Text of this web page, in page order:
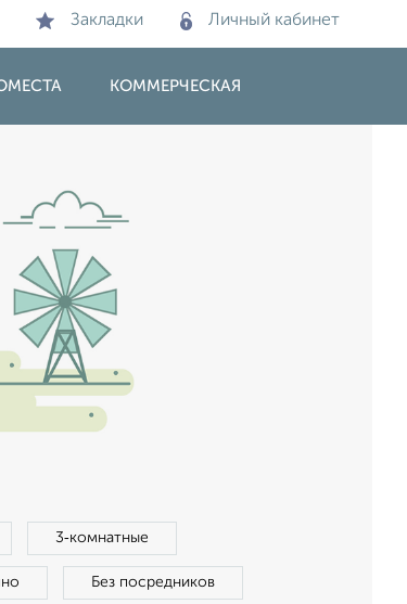
Закладки Личный кабинет
КОММЕРЧЕСКАЯ
3‑комнатные
Без посредников